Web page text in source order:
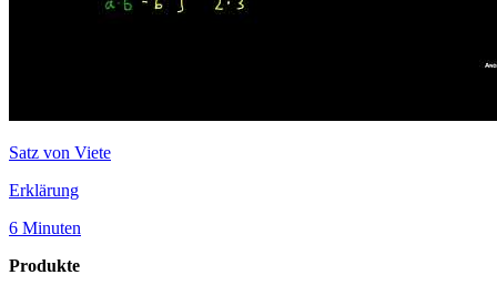
Satz von Viete
Erklärung
6 Minuten
Produkte